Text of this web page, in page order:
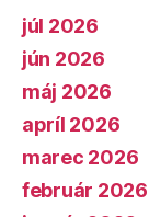
júl 2026
jún 2026
máj 2026
apríl 2026
marec 2026
február 2026